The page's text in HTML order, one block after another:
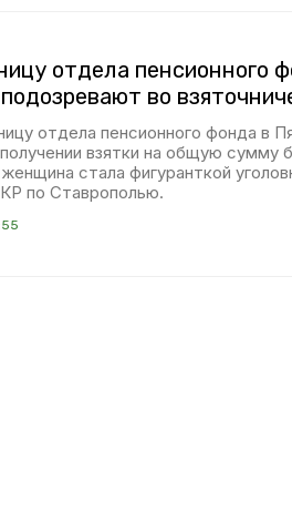
отдела пенсионного
во
отдела пенсионного фонда в
взятки на общую сумму
стала фигуранткой
по Ставрополью.